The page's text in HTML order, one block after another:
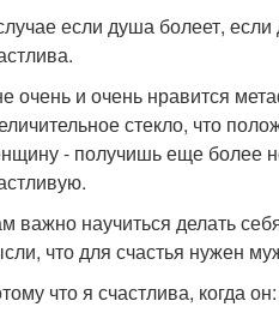
если душа болеет,
очень и очень нравится
стекло, что
- получишь еще более
важно научиться делать
что для счастья нужен
что я счастлива, когда он: